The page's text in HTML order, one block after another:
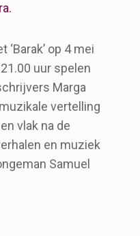
op 4 mei
uur spelen
Marga
vertelling
vlak na de
en muziek
Samuel